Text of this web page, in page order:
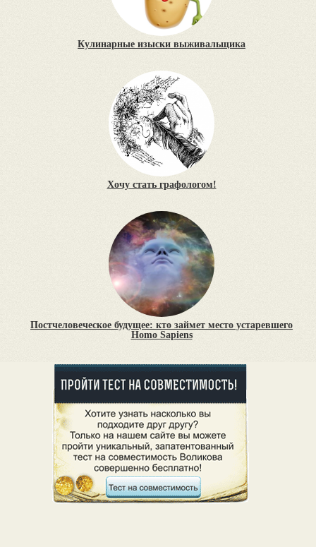
Кулинарные изыски выживальщика
Хочу стать графологом!
Постчеловеческое будущее: кто займет место устаревшего
Homo Sapiens